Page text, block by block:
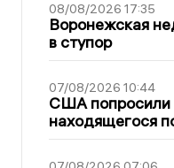
08/08/2026 17:35
Воронежская
в ступор
07/08/2026 10:44
США попросили
находящегося